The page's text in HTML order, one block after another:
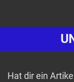
Hat dir ein